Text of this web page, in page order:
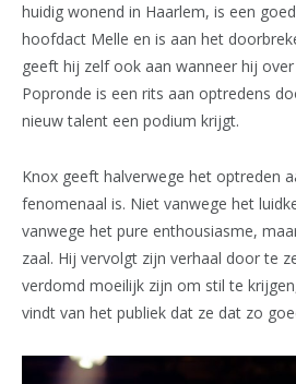
huidig wonend in Haarlem, is een
hoofdact Melle en is aan het
geeft hij zelf ook aan wanneer hij
Popronde is een rits aan optredens
nieuw talent een podium krijgt.
Knox geeft halverwege het optreden
fenomenaal is. Niet vanwege het
vanwege het pure enthousiasme,
zaal. Hij vervolgt zijn verhaal door te
verdomd moeilijk zijn om stil te
vindt van het publiek dat ze dat zo